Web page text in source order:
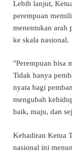
Lebih lanjut,
perempuan
menentukan arah
ke skala nasional.
"Perempuan bisa
Tidak hanya
nyata bagi
mengubah
baik, maju, dan
Kehadiran Ketua
nasional ini